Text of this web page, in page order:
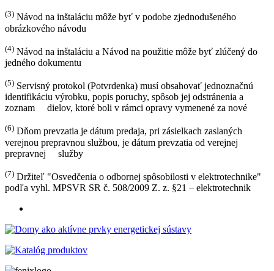
(3) Návod na inštaláciu môže byť v podobe zjednodušeného
obrázkového návodu
(4) Návod na inštaláciu a Návod na použitie môže byť zlúčený do
jedného dokumentu
(5) Servisný protokol (Potvrdenka) musí obsahovať jednoznačnú
identifikáciu výrobku, popis poruchy, spôsob jej odstránenia a
zoznam dielov, ktoré boli v rámci opravy vymenené za nové
(6) Dňom prevzatia je dátum predaja, pri zásielkach zaslaných
verejnou prepravnou službou, je dátum prevzatia od verejnej
prepravnej služby
(7) Držiteľ "Osvedčenia o odbornej spôsobilosti v elektrotechnike"
podľa vyhl. MPSVR SR č. 508/2009 Z. z. §21 – elektrotechnik